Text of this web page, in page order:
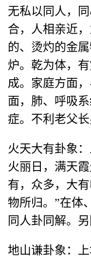
无私以同人，
合，人相亲近
的、烫灼的金
炉。乾为体，
成。家庭方面
面，肺、呼吸
症。不利老父长
火天大有卦象
火丽日，满天
有，众多，大
物所归。”在体
同人卦同解。
地山谦卦象：